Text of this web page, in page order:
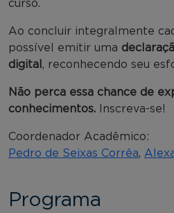
curso.
Ao concluir integralmente
possível emitir uma
digital , reconhecendo seu
Não perca essa chance de
conhecimentos. Inscreva-se!
Coordenador Acadêmico:
Pedro de Seixas Corrêa,
Programa